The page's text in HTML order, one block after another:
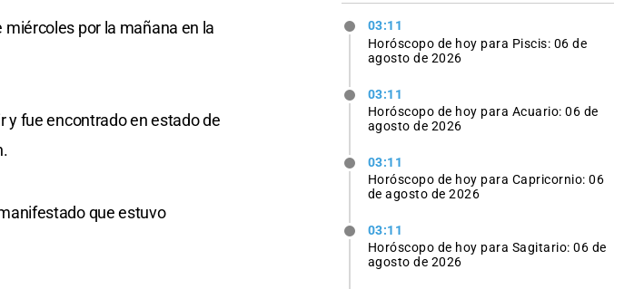
por la mañana en la
y fue encontrado en estado de
que estuvo
03:11
Horóscopo de hoy para Piscis: 06 de
agosto de 2026
03:11
Horóscopo de hoy para Acuario: 06 de
agosto de 2026
03:11
Horóscopo de hoy para Capricornio: 06
de agosto de 2026
03:11
Horóscopo de hoy para Sagitario: 06 de
agosto de 2026